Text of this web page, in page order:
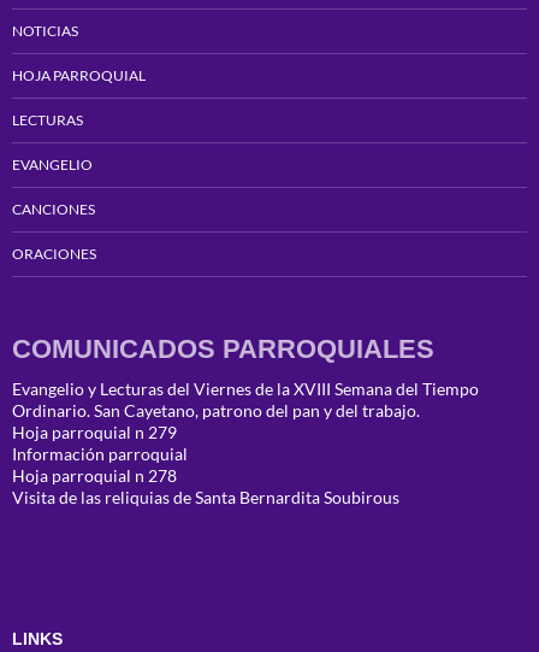
NOTICIAS
HOJA PARROQUIAL
LECTURAS
EVANGELIO
CANCIONES
ORACIONES
COMUNICADOS PARROQUIALES
Evangelio y Lecturas del Viernes de la XVIII Semana del Tiempo
Ordinario. San Cayetano, patrono del pan y del trabajo.
Hoja parroquial n 279
Información parroquial
Hoja parroquial n 278
Visita de las reliquias de Santa Bernardita Soubirous
LINKS